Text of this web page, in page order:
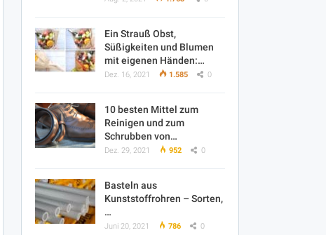
Ein Strauß Obst,
Süßigkeiten und Blumen
mit eigenen Händen:…
Dez. 16, 2021 1.585 0
10 besten Mittel zum
Reinigen und zum
Schrubben von…
Dez. 29, 2021 952 0
Basteln aus
Kunststoffrohren – Sorten,
…
Juni 20, 2021 786 0